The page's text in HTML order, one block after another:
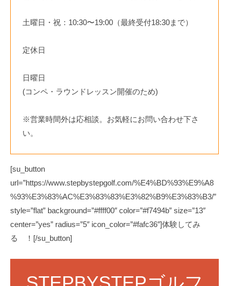
土曜日・祝：10:30〜19:00（最終受付18:30まで）
定休日
日曜日
(コンペ・ラウンドレッスン開催のため)
※営業時間外は応相談。お気軽にお問い合わせ下さ
い。
[su_button
url=”https://www.stepbystepgolf.com/%E4%BD%93%E9%A8
%93%E3%83%AC%E3%83%83%E3%82%B9%E3%83%B3/”
style=”flat” background=”#ffff00″ color=”#f7494b” size=”13″
center=”yes” radius=”5″ icon_color=”#fafc36″]体験してみ
る ！[/su_button]